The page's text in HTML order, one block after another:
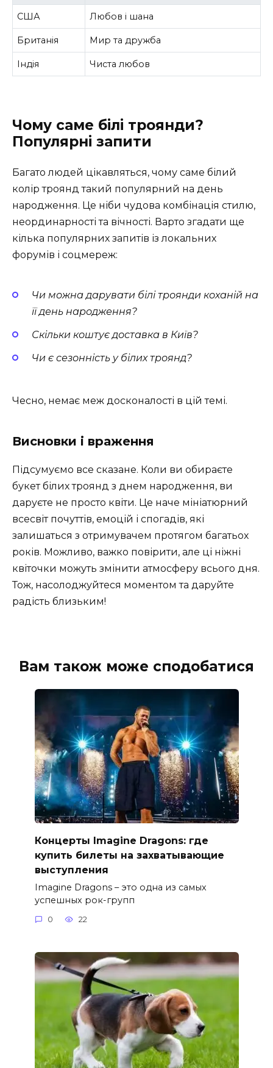
США Любов і шана
Британія Мир та дружба
Індія Чиста любов
Чому саме білі троянди?
Популярні запити
Багато людей цікавляться, чому саме білий
колір троянд такий популярний на день
народження. Це ніби чудова комбінація стилю,
неординарності та вічності. Варто згадати ще
кілька популярних запитів із локальних
форумів і соцмереж:
Чи можна дарувати білі троянди коханій на
її день народження?
Скільки коштує доставка в Київ?
Чи є сезонність у білих троянд?
Чесно, немає меж досконалості в цій темі.
Висновки і враження
Підсумуємо все сказане. Коли ви обираєте
букет білих троянд з днем народження, ви
даруєте не просто квіти. Це наче мініатюрний
всесвіт почуттів, емоцій і спогадів, які
залишаться з отримувачем протягом багатьох
років. Можливо, важко повірити, але ці ніжні
квіточки можуть змінити атмосферу всього дня.
Тож, насолоджуйтеся моментом та даруйте
радість близьким!
Вам також може сподобатися
Концерты Imagine Dragons: где
купить билеты на захватывающие
выступления
Imagine Dragons – это одна из самых
успешных рок-групп
0 22